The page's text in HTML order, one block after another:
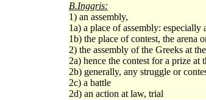
B.Inggris:
1) an assembly,
1a) a place of assembly: especially
1b) the place of contest, the arena
2) the assembly of the Greeks at
2a) hence the contest for a prize at
2b) generally, any struggle or
2c) a battle
2d) an action at law, trial